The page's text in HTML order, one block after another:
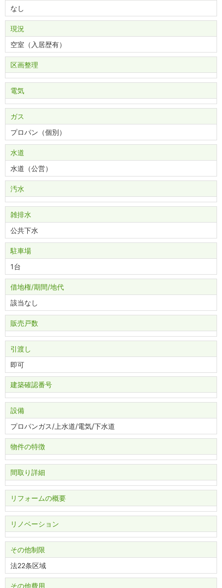
なし
現況
空室（入居歴有）
区画整理
電気
ガス
プロパン（個別）
水道
水道（公営）
汚水
雑排水
公共下水
駐車場
1台
借地権/期間/地代
該当なし
販売戸数
引渡し
即可
建築確認番号
設備
プロパンガス/上水道/電気/下水道
物件の特徴
間取り詳細
リフォームの概要
リノベーション
その他制限
法22条区域
その他費用